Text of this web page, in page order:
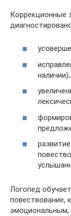
Коррекционные
наличии);
Логопед
повествование,
эмоциональным,